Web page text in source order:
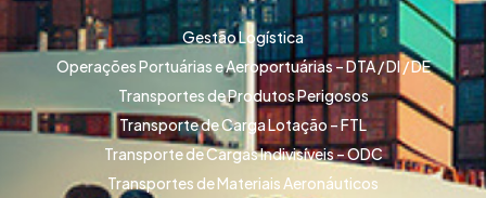
Gestão Logística
Operações Portuárias e Aeroportuárias – DTA / DI / DE
Transportes de Produtos Perigosos
Transporte de Carga Lotação – FTL
Transporte de Cargas Indivisíveis – ODC
Transportes de Materiais Aeronáuticos